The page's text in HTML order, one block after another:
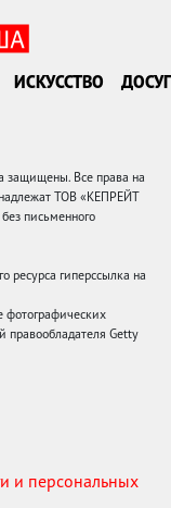
ИСКУССТВО ДОСУГ
Все права на
ТОВ «КЕПРЕЙТ
письменного
ресурса гиперссылка на
фотографических
правообладателя Getty
и персональных